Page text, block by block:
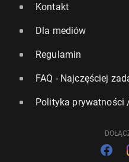
Kontakt
Dla mediów
Regulamin
FAQ - Najczęściej
Polityka prywatności